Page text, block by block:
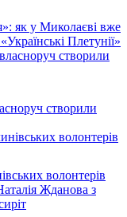
як у Миколаєві вже
Плетунії»
створили
волонтерів